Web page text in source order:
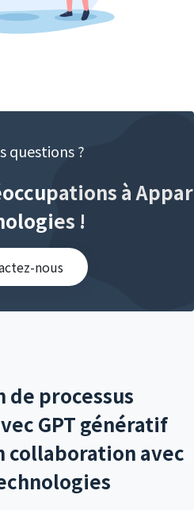
questions ?
à Appar
!
nous
processus
GPT génératif
collaboration avec